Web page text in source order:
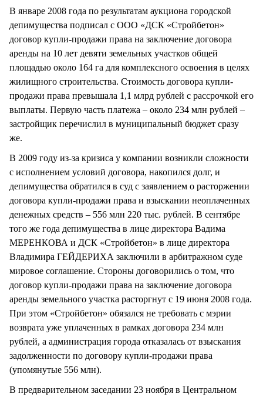
В январе 2008 года по результатам аукциона городской
депимущества подписал с ООО «ДСК «Стройбетон»
договор купли-продажи права на заключение договора
аренды на 10 лет девяти земельных участков общей
площадью около 164 га для комплексного освоения в целях
жилищного строительства. Стоимость договора купли-
продажи права превышала 1,1 млрд рублей с рассрочкой его
выплаты. Первую часть платежа – около 234 млн рублей –
застройщик перечислил в муниципальный бюджет сразу
же.
В 2009 году из-за кризиса у компании возникли сложности
с исполнением условий договора, накопился долг, и
депимущества обратился в суд с заявлением о расторжении
договора купли-продажи права и взыскании неоплаченных
денежных средств – 556 млн 220 тыс. рублей. В сентябре
того же года депимущества в лице директора Вадима
МЕРЕНКОВА и ДСК «Стройбетон» в лице директора
Владимира ГЕЙДЕРИХА заключили в арбитражном суде
мировое соглашение. Стороны договорились о том, что
договор купли-продажи права на заключение договора
аренды земельного участка расторгнут с 19 июня 2008 года.
При этом «Стройбетон» обязался не требовать с мэрии
возврата уже уплаченных в рамках договора 234 млн
рублей, а администрация города отказалась от взыскания
задолженности по договору купли-продажи права
(упомянутые 556 млн).
В предварительном заседании 23 ноября в Центральном